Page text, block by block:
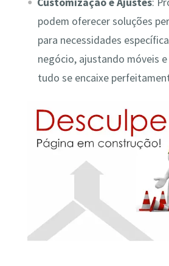
podem oferecer soluções
para necessidades
negócio, ajustando móveis
tudo se encaixe